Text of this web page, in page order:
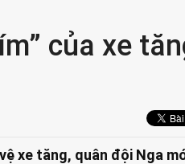
của xe
xe tăng, quân đội Nga